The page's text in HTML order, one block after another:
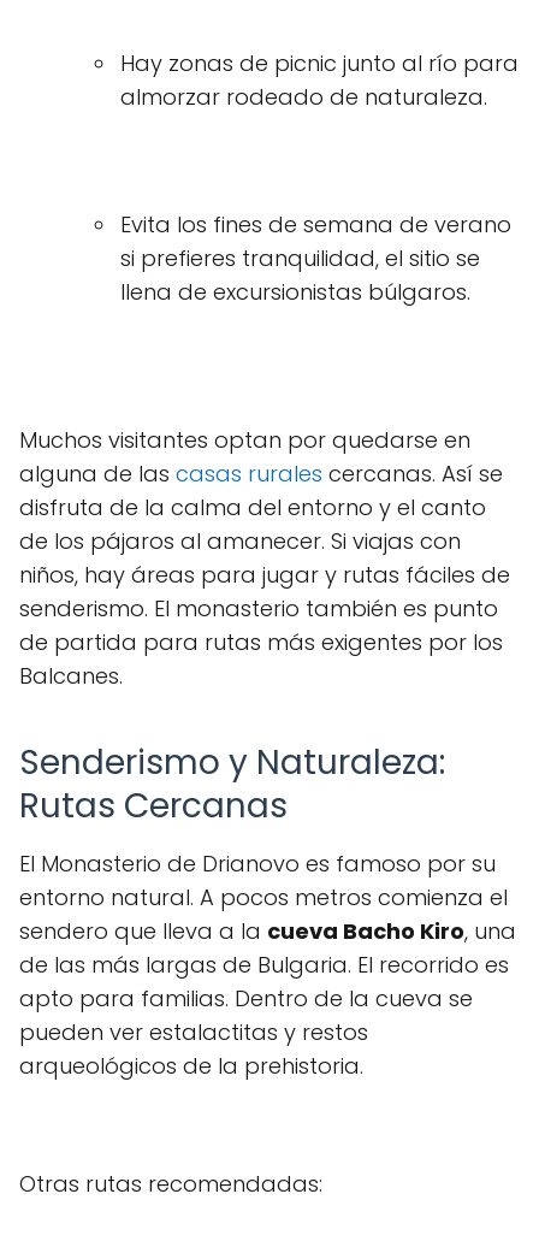
Hay zonas de picnic junto al río para
almorzar rodeado de naturaleza.
Evita los fines de semana de verano
si prefieres tranquilidad, el sitio se
llena de excursionistas búlgaros.
Muchos visitantes optan por quedarse en
alguna de las casas rurales cercanas. Así se
disfruta de la calma del entorno y el canto
de los pájaros al amanecer. Si viajas con
niños, hay áreas para jugar y rutas fáciles de
senderismo. El monasterio también es punto
de partida para rutas más exigentes por los
Balcanes.
Senderismo y Naturaleza:
Rutas Cercanas
El Monasterio de Drianovo es famoso por su
entorno natural. A pocos metros comienza el
sendero que lleva a la cueva Bacho Kiro, una
de las más largas de Bulgaria. El recorrido es
apto para familias. Dentro de la cueva se
pueden ver estalactitas y restos
arqueológicos de la prehistoria.
Otras rutas recomendadas: